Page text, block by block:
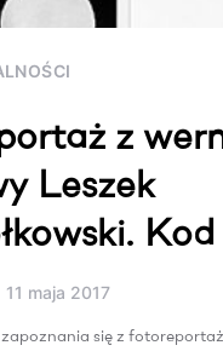
z
Leszek
11 maja 2017
się z